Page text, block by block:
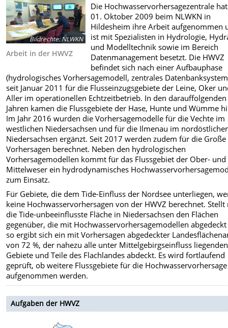
Bildrechte:NLWKN
Arbeit in der HWVZ
Die Hochwasservorhersagezentrale
01. Oktober 2009 beim NLWKN in
Hildesheim ihre Arbeit aufgenommen
ist mit Spezialisten in Hydrologie,
und Modelltechnik sowie im Bereich
Datenmanagement besetzt. Die HWVZ
befindet sich nach einer Aufbauphase
(hydrologisches Vorhersagemodell, zentrales
seit Januar 2011 für die Flusseinzugsgebiete der Leine, Oker
Aller im operationellen Echtzeitbetrieb. In den darauffolgenden
Jahren kamen die Flussgebiete der Hase, Hunte und Wümme
Im Jahr 2016 wurden die Vorhersagemodelle für die Vechte im
westlichen Niedersachsen und für die Ilmenau im
Niedersachsen ergänzt. Seit 2017 werden zudem für die Große
Vorhersagen berechnet. Neben den hydrologischen
Vorhersagemodellen kommt für das Flussgebiet der Ober- und
Mittelweser ein hydrodynamisches
zum Einsatz.
Für Gebiete, die dem Tide-Einfluss der Nordsee unterliegen,
keine Hochwasservorhersagen von der HWVZ berechnet. Stellt
die Tide-unbeeinflusste Fläche in Niedersachsen den Flächen
gegenüber, die mit Hochwasservorhersagemodellen
so ergibt sich ein mit Vorhersagen abgedeckter
von 72 %, der nahezu alle unter Mittelgebirgseinfluss liegenden
Gebiete und Teile des Flachlandes abdeckt. Es wird fortlaufend
geprüft, ob weitere Flussgebiete für die Hochwasservorhersage
aufgenommen werden.
Aufgaben der HWVZ